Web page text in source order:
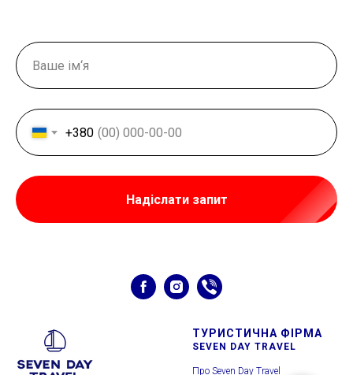
+380
Надіслати запит
ТУРИСТ ИЧНА ФІРМА
SEVEN DAY TRAVEL
Про Seven Day Travel